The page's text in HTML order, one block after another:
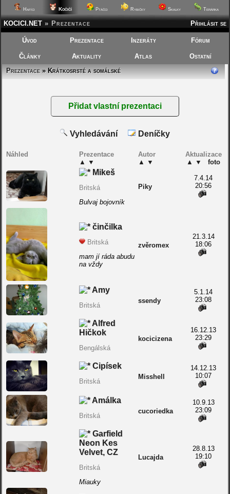
Hafíci Kočičí Ptáčci Rybičky Skalky Terárka
Přihlásit se
KOCICI.NET » Prezentace
Úvod Prezentace Inzeráty Fórum
Články Aktuality Atlas
Ostatní
Prezentace» Krátkosrsté a somálské
Vyhledávání Deníčky
Náhled
Prezentace
▲ ▼
Autor
▲ ▼
Aktualizace
▲ ▼ foto
Mikeš
Britská
Bulvaj bojovník
Piky
7.4.14
20:56
činčilka
Britská
mam jí ráda abudu
na vždy
zvěromex
21.3.14
18:06
Amy
Britská
ssendy
5.1.14
23:08
Alfred
Hičkok
Bengálská
kocicizena
16.12.13
23:29
Cipísek
Britská
Misshell
14.12.13
10:07
Amálka
Britská
cucoriedka
10.9.13
23:09
Garfield
Neon Kes
Velvet, CZ
Britská
Miauky
Lucajda
28.8.13
19:10